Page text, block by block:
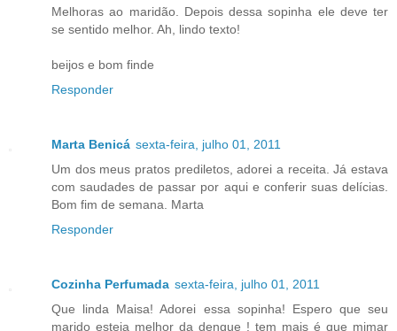
Melhoras ao maridão. Depois dessa sopinha ele deve ter
se sentido melhor. Ah, lindo texto!
beijos e bom finde
Responder
Marta Benicá sexta-feira, julho 01, 2011
Um dos meus pratos prediletos, adorei a receita. Já estava
com saudades de passar por aqui e conferir suas delícias.
Bom fim de semana. Marta
Responder
Cozinha Perfumada sexta-feira, julho 01, 2011
Que linda Maisa! Adorei essa sopinha! Espero que seu
marido esteja melhor da dengue ! tem mais é que mimar